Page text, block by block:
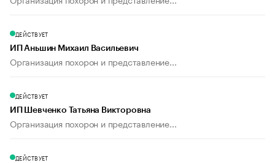
ДЕЙСТВУЕТ
ИП Аньшин Михаил Васильевич
Организация похорон и представление...
ДЕЙСТВУЕТ
ИП Шевченко Татьяна Викторовна
Организация похорон и представление...
ДЕЙСТВУЕТ